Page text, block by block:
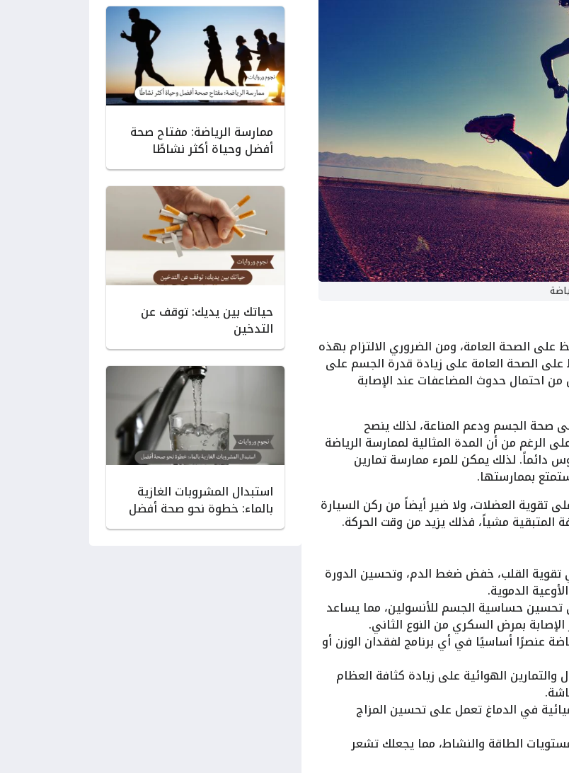
ممارسة الرياضة: مفتاح صحة
أفضل وحياة أكثر نشاطًا
حياتك بين يديك: توقف عن
التدخين
استبدال المشروبات الغازية
بالماء: خطوة نحو صحة أفضل
على الصحة العامة، ومن الضروري الالتزام بهذه
الصحة العامة على زيادة قدرة الجسم على
من احتمال حدوث المضاعفات عند الإصابة
صحة الجسم ودعم المناعة، لذلك ينصح
الرغم من أن المدة المثالية لممارسة الرياضة
دائماً. لذلك يمكن للمرء ممارسة تمارين
بممارستها.
تقوية العضلات، ولا ضير أيضاً من ركن السيارة
المتبقية مشياً، فذلك يزيد من وقت الحركة.
القلب، خفض ضغط الدم، وتحسين الدورة
الدموية.
تحسين حساسية الجسم للأنسولين، مما يساعد
بمرض السكري من النوع الثاني.
عنصرًا أساسيًا في أي برنامج لفقدان الوزن أو
الهوائية على زيادة كثافة العظام
في الدماغ تعمل على تحسين المزاج
الطاقة والنشاط، مما يجعلك تشعر